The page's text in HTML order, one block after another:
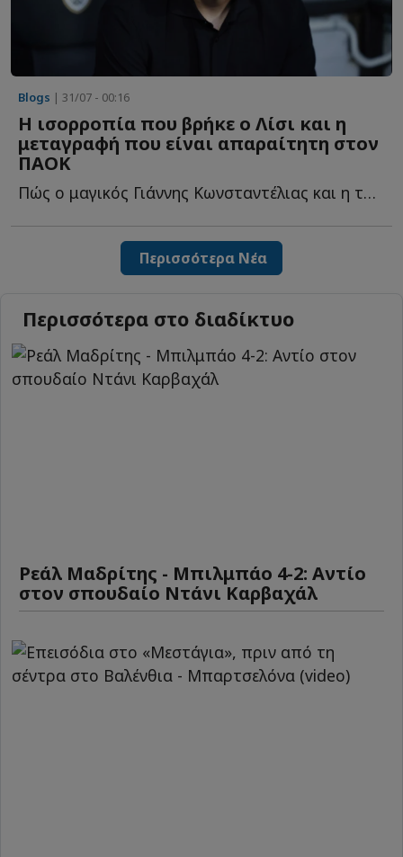
Blogs | 31/07 - 00:16
Η ισορροπία που βρήκε ο Λίσι και η
μεταγραφή που είναι απαραίτητη στον
ΠΑΟΚ
Πώς ο μαγικός Γιάννης Κωνσταντέλιας και η τακτική του Α...
Περισσότερα Νέα
Περισσότερα στο διαδίκτυο
Ρεάλ Μαδρίτης - Μπιλμπάο 4-2: Αντίο
στον σπουδαίο Ντάνι Καρβαχάλ